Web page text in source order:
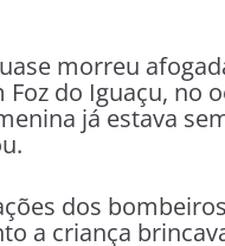
morreu
Foz do Iguaçu, no
já estava
dos
a criança